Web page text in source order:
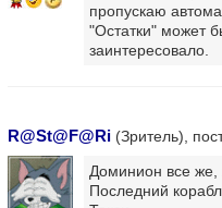
пропускаю
"Остатки" может
заинтересовало.
R@St@F@Ri (Зритель),
Доминион все же,
Последний